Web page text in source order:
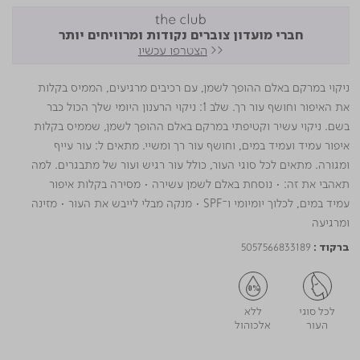
חברי מועדון צוברים נקודות ומרוויחים יותר
<< הצטרפו עכשיו
ניקוי במרקם באלם ההופך לשמן, עם רכיבים מרגיעים, הממיס בקלות
את האיפור וחושף עור רך. שלב 1: ניקוי הרענון היומי שלך הכול כבר
בשם. ניקוי עשיר וקטיפתי במרקם באלם ההופך לשמן, שממיס בקלות
איפור עמיד ועמיד במים, וחושף עור רך ומשיי. מתאים ל: עור עייף
ומגורה. מתאים לכל סוגי העור, כולל עור רגיש ועור של מתבגרים. למה
תאהבי את זה: • נוסחת באלם לשמן עשירה • מסירה בקלות איפור
עמיד במים, לכלוך יומיומי ו־SPF • מנקה מבלי לייבש את העור • מזינה
ומרגיעה
ברקוד : 5057566833189
לכל סוגי
העור
ללא
אלכוהול